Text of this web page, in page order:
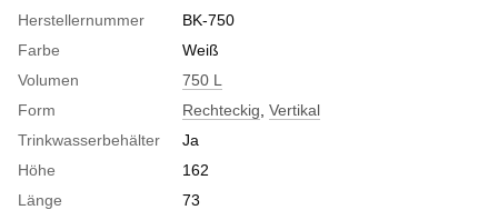
Herstellernummer
BK-750
Farbe
Weiß
Volumen
750 L
Form
Rechteckig Vertikal
Trinkwasserbehälter
Ja
Höhe
162
Länge
73